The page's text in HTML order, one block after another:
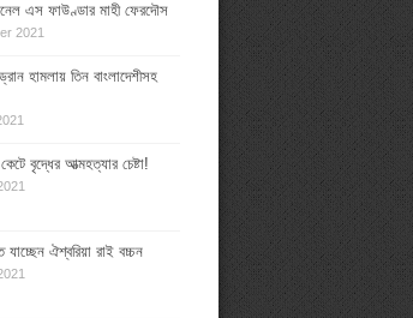
এস ফাউণ্ডার মাহী ফেরদৌস
2021
হামলায় তিন বাংলাদেশীসহ
বৃদ্ধের আত্মহত্যার চেষ্টা!
যাচ্ছেন ঐশ্বরিয়া রাই বচ্চন